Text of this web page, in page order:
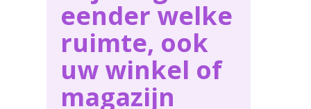
eender welke
ruimte, ook
uw winkel of
magazijn